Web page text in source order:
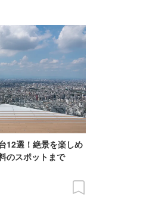
12選！絶景を楽しめ
のスポットまで